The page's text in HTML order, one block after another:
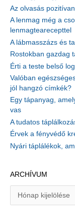
Az olvasás
A lenmag még a
lenmagtearecepttel
A lábmasszázs és
Rostokban gazdag
Érti a teste belső
Valóban
jól hangzó címkék?
Egy tápanyag,
vas
A tudatos
Érvek a fényvédő
Nyári táplálékok,
ARCHÍVUM